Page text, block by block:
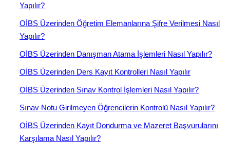
Yapılır?
OİBS Üzerinden Öğretim Elemanlarına Şifre Verilmesi Nasıl
Yapılır?
OİBS Üzerinden Danışman Atama İşlemleri Nasıl Yapılır?
OİBS Üzerinden Ders Kayıt Kontrolleri Nasıl Yapılır
OİBS Üzerinden Sınav Kontrol İşlemleri Nasıl Yapılır?
Sınav Notu Girilmeyen Öğrencilerin Kontrolü Nasıl Yapılır?
OİBS Üzerinden Kayıt Dondurma ve Mazeret Başvurularını
Karşılama Nasıl Yapılır?